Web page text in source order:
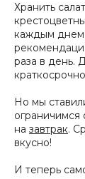
Хранить
каждым днем
раза в день.
Но мы
ограничимся
на завтрак.
вкусно!
И теперь